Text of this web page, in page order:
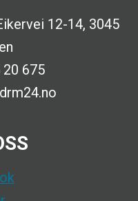
12-14, 3045
20 675